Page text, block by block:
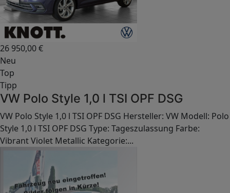
26 950,00€
Neu
Top
Tipp
VW Polo Style 1,0 l TSI OPF DSG
VW Polo Style 1,0 l TSI OPF DSG Hersteller: VW Modell: Polo
Style 1,0 l TSI OPF DSG Type: Tageszulassung Farbe:
Vibrant Violet Metallic Kategorie:...